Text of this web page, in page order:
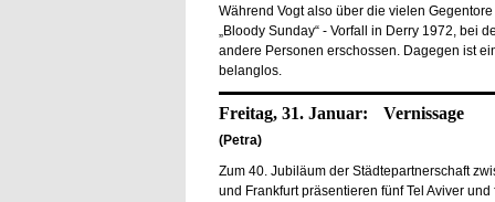
Während Vogt also über die vielen
„Bloody Sunday“ - Vorfall in Derry 1972, bei
andere Personen erschossen. Dagegen ist
belanglos.
Freitag, 31. Januar: Vernissage
(Petra)
Zum 40. Jubiläum der Städtepartnerschaft
und Frankfurt präsentieren fünf Tel Aviver und